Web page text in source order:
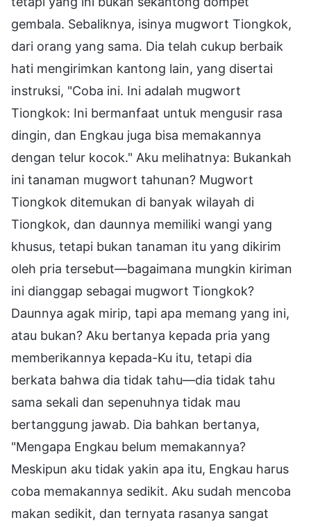
gembala. Sebaliknya, isinya mugwort Tiongkok,
dari orang yang sama. Dia telah cukup berbaik
hati mengirimkan kantong lain, yang disertai
instruksi, "Coba ini. Ini adalah mugwort
Tiongkok: Ini bermanfaat untuk mengusir rasa
dingin, dan Engkau juga bisa memakannya
dengan telur kocok." Aku melihatnya: Bukankah
ini tanaman mugwort tahunan? Mugwort
Tiongkok ditemukan di banyak wilayah di
Tiongkok, dan daunnya memiliki wangi yang
khusus, tetapi bukan tanaman itu yang dikirim
oleh pria tersebut—bagaimana mungkin kiriman
ini dianggap sebagai mugwort Tiongkok?
Daunnya agak mirip, tapi apa memang yang ini,
atau bukan? Aku bertanya kepada pria yang
memberikannya kepada-Ku itu, tetapi dia
berkata bahwa dia tidak tahu—dia tidak tahu
sama sekali dan sepenuhnya tidak mau
bertanggung jawab. Dia bahkan bertanya,
"Mengapa Engkau belum memakannya?
Meskipun aku tidak yakin apa itu, Engkau harus
coba memakannya sedikit. Aku sudah mencoba
makan sedikit, dan ternyata rasanya sangat